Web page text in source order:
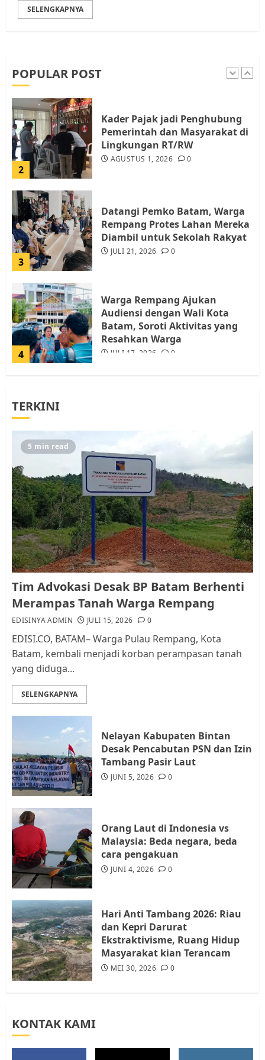
SELENGKAPNYA
POPULAR POST
1
2
Kader Pajak jadi Penghubung
Pemerintah dan Masyarakat di
Lingkungan RT/RW
AGUSTUS 1, 2026 0
3
Datangi Pemko Batam, Warga
Rempang Protes Lahan Mereka
Diambil untuk Sekolah Rakyat
JULI 21, 2026 0
4
Warga Rempang Ajukan
Audiensi dengan Wali Kota
Batam, Soroti Aktivitas yang
Resahkan Warga
JULI 17, 2026 0
5
1
Pemko Batam Tegaskan RT dan
RW bukan Petugas Pendataan
dan Pemungutan Pajak
AGUSTUS 1, 2026 0
Kader Pajak jadi Penghubung
Pemerintah dan Masyarakat di
Lingkungan RT/RW
AGUSTUS 1, 2026
4
Warga Rempang Ajukan
Audiensi dengan Wali Kota
5
Tim Advokasi Desak BP Batam
Berhenti Merampas Tanah
TERKINI
5 min read
Tim Advokasi Desak BP Batam Berhenti
Merampas Tanah Warga Rempang
EDISINYA ADMIN JULI 15, 2026 0
EDISI.CO, BATAM– Warga Pulau Rempang, Kota
Batam, kembali menjadi korban perampasan tanah
yang diduga...
SELENGKAPNYA
Nelayan Kabupaten Bintan
Desak Pencabutan PSN dan Izin
Tambang Pasir Laut
JUNI 5, 2026 0
Orang Laut di Indonesia vs
Malaysia: Beda negara, beda
cara pengakuan
JUNI 4, 2026 0
Hari Anti Tambang 2026: Riau
dan Kepri Darurat
Ekstraktivisme, Ruang Hidup
Masyarakat kian Terancam
MEI 30, 2026 0
KONTAK KAMI